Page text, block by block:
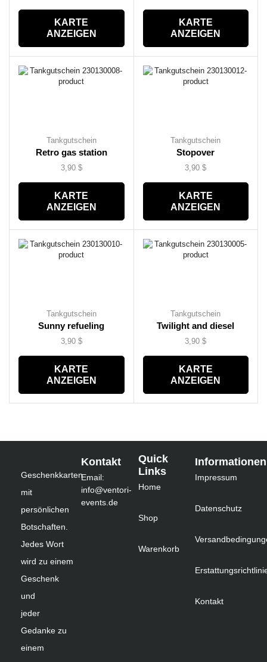
KARTE
ANZEIGEN
KARTE
ANZEIGEN
Tankgutschein
Retro gas station
3,90 $
KARTE
ANZEIGEN
Tankgutschein
Stopover
3,90$
KARTE
ANZEIGEN
Tankgutschein
Sunny refueling
3,90 $
KARTE
ANZEIGEN
Tankgutschein
Twilight and diesel
3,90$
KARTE
ANZEIGEN
Geschenkkarten
mit
persönlichen
Botschaften.
Jedes Wort
wird zu einem
Geschenk
und
jeder
Gedanke zu
einem
Kontakt
Email:
info@ventori-
events.de
Quick
Links
Home
Shop
Warenkorb
Informationen
Impressum
Datenschutz
Kontakt